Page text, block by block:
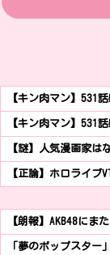
【キン肉マン】531
【キン肉マン】531
【謎】人気漫画家
【正論】ホロライ
【朗報】AKB48にま
「夢のポップスタ